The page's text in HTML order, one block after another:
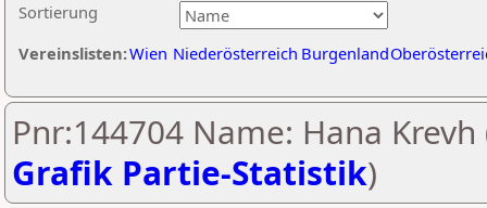
Sortierung
Vereinslisten:Wien Niederösterreich Burgenland
Pnr:144704 Name: Hana Krevh
Grafik Partie-Statistik)